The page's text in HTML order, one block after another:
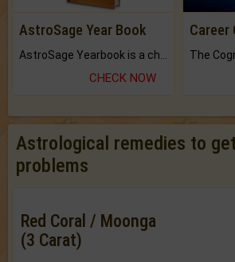
AstroSage Year Book
AstroSage Yearbook is a channel to fulfill your dreams and destiny.
CHECK NOW
Career
Astrological remedies to
problems
Red Coral / Moonga
(3 Carat)